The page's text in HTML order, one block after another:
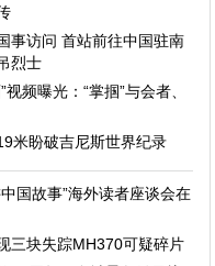
事访问 首站前往中国驻南
烈士
频曝光：“掌掴”与会者、
米盼破吉尼斯世界纪录
国故事”海外读者座谈会在
三块失踪MH370可疑碎片